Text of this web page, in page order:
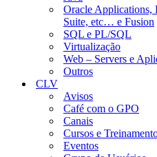
Oracle Applications,
Suite, etc… e Fusion
SQL e PL/SQL
Virtualização
Web – Servers e
Outros
CLV
Avisos
Café com o GPO
Canais
Cursos e
Eventos